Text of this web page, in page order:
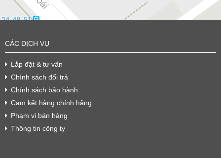
CÁC DỊCH VỤ
Lắp đặt & tư vấn
Chính sách đổi trả
Chính sách bảo hành
Cam kết hàng chính hãng
Phạm vi bán hàng
Thông tin công ty